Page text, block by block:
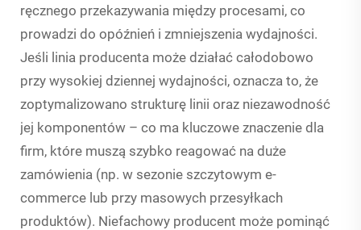
ręcznego przekazywania między procesami, co
prowadzi do opóźnień i zmniejszenia wydajności.
Jeśli linia producenta może działać całodobowo
przy wysokiej dziennej wydajności, oznacza to, że
zoptymalizowano strukturę linii oraz niezawodność
jej komponentów – co ma kluczowe znaczenie dla
firm, które muszą szybko reagować na duże
zamówienia (np. w sezonie szczytowym e-
commerce lub przy masowych przesyłkach
produktów). Niefachowy producent może pominąć